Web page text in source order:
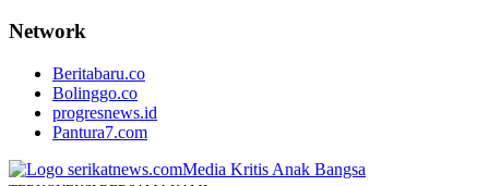
Network
Beritabaru.co
Bolinggo.co
progresnews.id
Pantura7.com